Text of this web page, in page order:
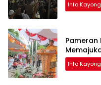
Info
Pameran
Info